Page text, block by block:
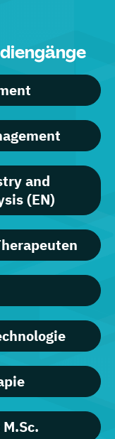
and
(EN)